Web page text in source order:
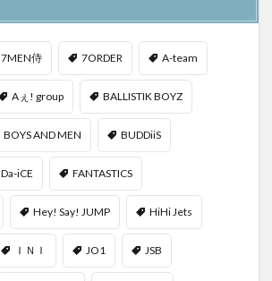
7MEN侍 7ORDER A-team
Aぇ! group BALLISTIK BOYZ
BOYS AND MEN BUDDiiS
Da-iCE FANTASTICS
Hey! Say! JUMP HiHi Jets
ＩＮＩ JO1 JSB